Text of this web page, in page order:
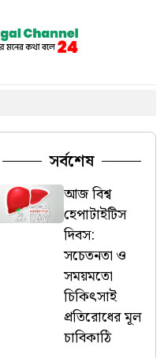
সর্বশেষ
আজ বিশ্ব
হেপাটাইটিস
দিবস:
সচেতনতা ও
সময়মতো
চিকিৎসাই
প্রতিরোধের মূল
চাবিকাঠি